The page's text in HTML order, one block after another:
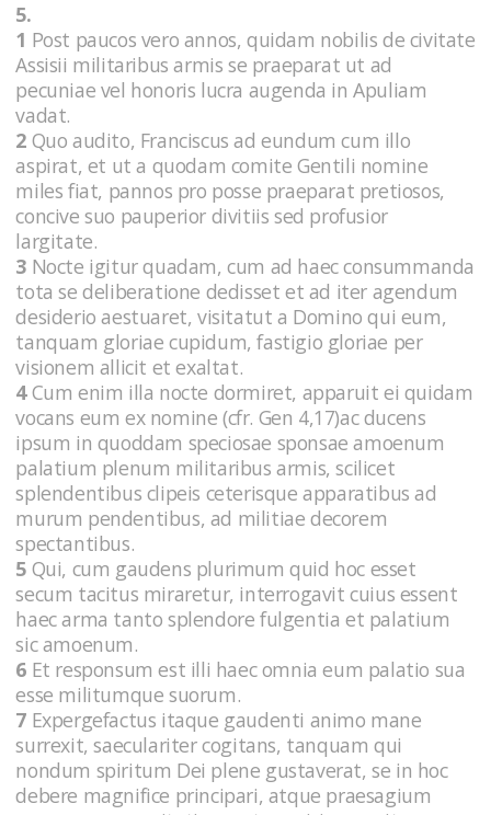
5.
1 Post paucos vero annos, quidam nobilis de civitate
Assisii militaribus armis se praeparat ut ad
pecuniae vel honoris lucra augenda in Apuliam
vadat.
2 Quo audito, Franciscus ad eundum cum illo
aspirat, et ut a quodam comite Gentili nomine
miles fiat, pannos pro posse praeparat pretiosos,
concive suo pauperior divitiis sed profusior
largitate.
3 Nocte igitur quadam, cum ad haec consummanda
tota se deliberatione dedisset et ad iter agendum
desiderio aestuaret, visitatut a Domino qui eum,
tanquam gloriae cupidum, fastigio gloriae per
visionem allicit et exaltat.
4Cum enim illa nocte dormiret, apparuit ei quidam
vocans eum ex nomine (cfr. Gen 4,17)ac ducens
ipsum in quoddam speciosae sponsae amoenum
palatium plenum militaribus armis, scilicet
splendentibus clipeis ceterisque apparatibus ad
murum pendentibus, ad militiae decorem
spectantibus.
5 Qui, cum gaudens plurimum quid hoc esset
secum tacitus miraretur, interrogavit cuius essent
haec arma tanto splendore fulgentia et palatium
sic amoenum.
6 Et responsum est illi haec omnia eum palatio sua
esse militumque suorum.
7 Expergefactus itaque gaudenti animo mane
surrexit, saeculariter cogitans, tanquam qui
nondum spiritum Dei plene gustaverat, se in hoc
debere magnifice principari, atque praesagium